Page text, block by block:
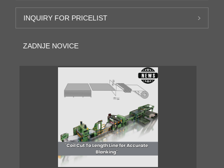
INQUIRY FOR PRICELIST
ZADNJE NOVICE